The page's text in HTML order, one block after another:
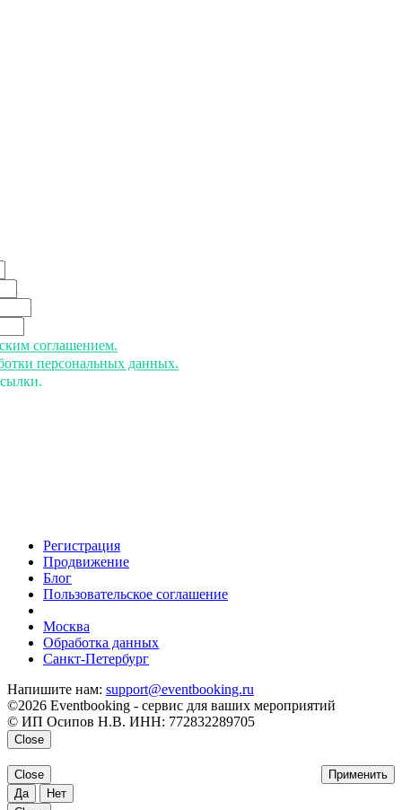
соглашением.
персональных данных.
Регистрация
Продвижение
Блог
Пользовательское соглашение
Москва
Обработка данных
Санкт-Петербург
Напишите нам: support@eventbooking.ru
©2026 Eventbooking - сервис для ваших мероприятий
© ИП Осипов Н.В. ИНН: 772832289705
Close
Применить
Close
Да
Нет